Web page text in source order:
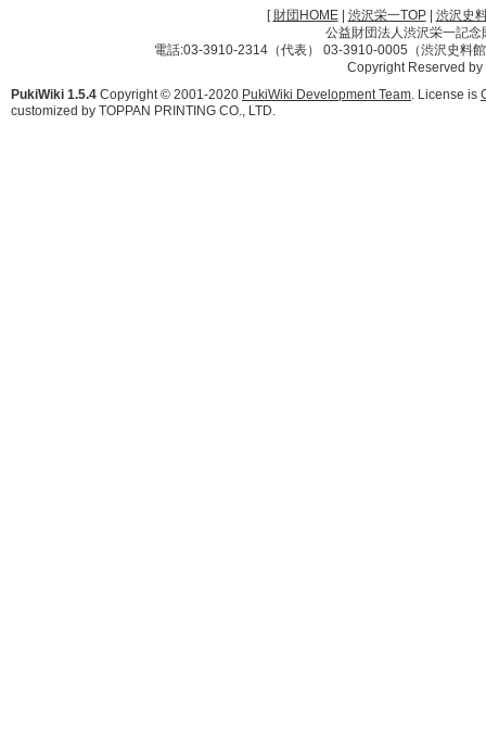
[財団HOME| 渋沢栄一TOP| 渋沢史
公益財団法人渋沢栄一記
電話:03-3910-2314（代表） 03-3910-0005（渋沢史料
Copyright Reserved
PukiWiki 1.5.4 Copyright © 2001-2020 PukiWiki Development Team. License is
customized by TOPPAN PRINTING CO., LTD.